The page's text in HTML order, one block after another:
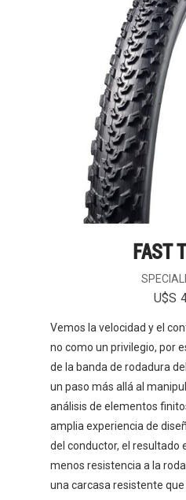
FAST
U$S
Vemos la velocidad y el
no como un privilegio, por
de la banda de rodadura
un paso más allá al
análisis de elementos
amplia experiencia de
del conductor, el resultado
menos resistencia a la
una carcasa resistente